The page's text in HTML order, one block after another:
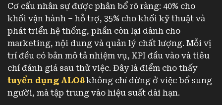
Cơ cấu nhân sự được phân bổ rõ ràng: 40% cho
khối vận hành – hỗ trợ, 35% cho khối kỹ thuật và
phát triển hệ thống, phần còn lại dành cho
marketing, nội dung và quản lý chất lượng. Mỗi vị
trí đều có bản mô tả nhiệm vụ, KPI đầu vào và tiêu
chí đánh giá sau thử việc. Đây là điểm cho thấy
tuyển dụng ALO8không chỉ dừng ở việc bổ sung
người, mà tập trung vào hiệu suất dài hạn.